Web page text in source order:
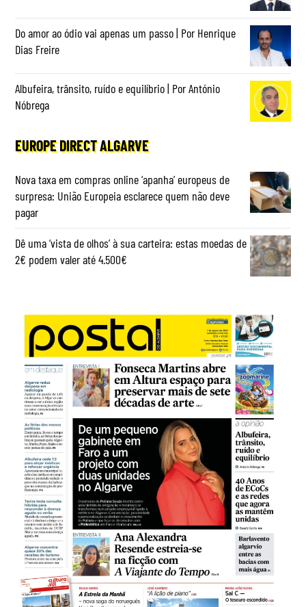
Do amor ao ódio vai apenas um passo | Por Henrique
Dias Freire
Albufeira, trânsito, ruído e equilíbrio | Por António
Nóbrega
EUROPE DIRECT ALGARVE
Nova taxa em compras online ‘apanha’ europeus de
surpresa: União Europeia esclarece quem não deve
pagar
Dê uma ‘vista de olhos’ à sua carteira: estas moedas de
2€ podem valer até 4.500€